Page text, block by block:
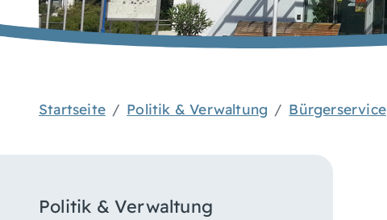
Startseite Politik & Verwaltung Bürgerservice
Politik & Verwaltung